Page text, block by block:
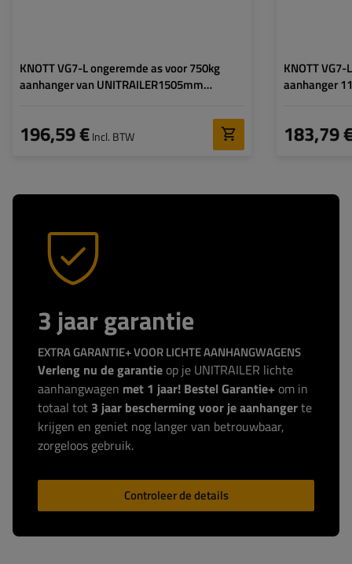
KNOTT VG7-L ongeremde as voor 750kg
aanhanger van UNITRAILER1505mm
196,59 €Incl. BTW
KNOTT
aanhanger
183,79
3 jaar garantie
EXTRA GARANTIE+ VOOR LICHTE AANHANGWAGENS
Verleng nu de garantie op je UNITRAILER lichte
aanhangwagen met 1 jaar! Bestel Garantie+ om in
totaal tot 3 jaar bescherming voor je aanhangerte
krijgen en geniet nog langer van betrouwbaar,
zorgeloos gebruik.
Controleer de details